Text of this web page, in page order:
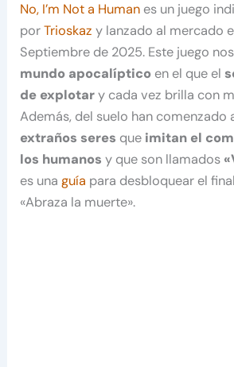
No, I’m Not a Human es un juego
porTrioskaz y lanzado al mercado
Septiembre de 2025. Este juego
mundo apocalíptico en el que el
de explotary cada vez brilla con
Además, del suelo han comenzado
extraños seres que imitan el
los humanos y que son llamados
es unaguía para desbloquear el
«Abraza la muerte».